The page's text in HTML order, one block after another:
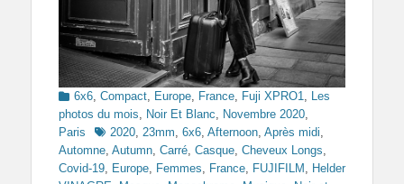
Categories
6x6, Compact, Europe, France, Fuji XPRO1, Les
photos du mois, Noir Et Blanc, Novembre 2020,
Paris
Tags2020, 23mm, 6x6, Afternoon, Après midi,
Automne, Autumn, Carré, Casque, Cheveux Longs,
Covid-19, Europe, Femmes, France, FUJIFILM , Helder